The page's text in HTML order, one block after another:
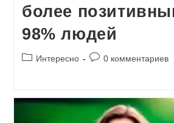
более
98% людей
Рубрика
Интересно
Комментарии
0 комментариев